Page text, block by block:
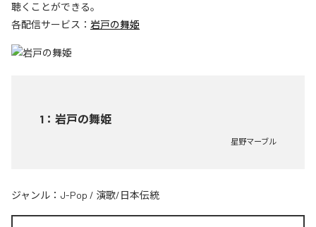
聴くことができる。
各配信サービス： 岩戸の舞姫
1 ： 岩戸の舞姫
星野マーブル
ジャンル： J-Pop / 演歌/日本伝統